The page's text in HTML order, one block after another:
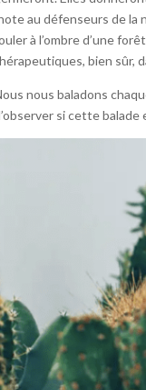
au défenseurs de la
à l’ombre d’une
bien sûr,
nous baladons
si cette